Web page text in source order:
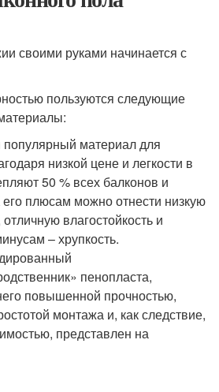
своими руками начинается с
пользуются следующие
материал для
низкой цене и легкости в
50 % всех балконов и
плюсам можно отнести низкую
влагостойкость и
– хрупкость.
пенопласта,
повышенной прочностью,
монтажа и, как следствие,
представлен на